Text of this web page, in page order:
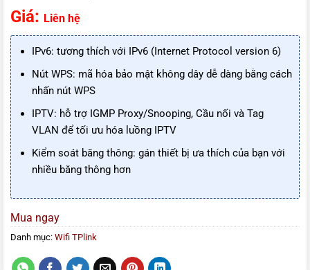
Giá: Liên hệ
IPv6: tương thích với IPv6 (Internet Protocol version 6)
Nút WPS: mã hóa bảo mật không dây dễ dàng bằng cách
nhấn nút WPS
IPTV: hỗ trợ IGMP Proxy/Snooping, Cầu nối và Tag
VLAN để tối ưu hóa luồng IPTV
Kiểm soát băng thông: gán thiết bị ưa thích của bạn với
nhiều băng thông hơn
Mua ngay
Danh mục: Wifi TPlink